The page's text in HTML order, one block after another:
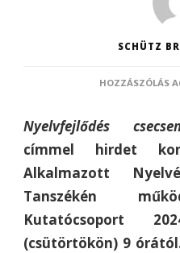
SCHÜTZ
HOZZÁSZÓLÁS
Nyelvfejlődés
címmel hirdet
Alkalmazott
Tanszékén
Kutatócsoport
(csütörtökön) 9